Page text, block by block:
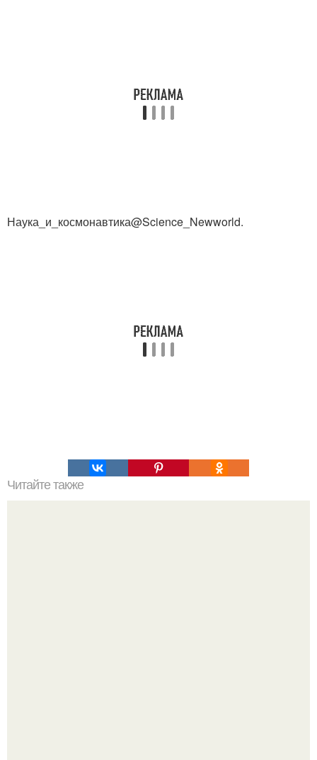
Наука_и_космонавтика@Science_Newworld.
Читайте также